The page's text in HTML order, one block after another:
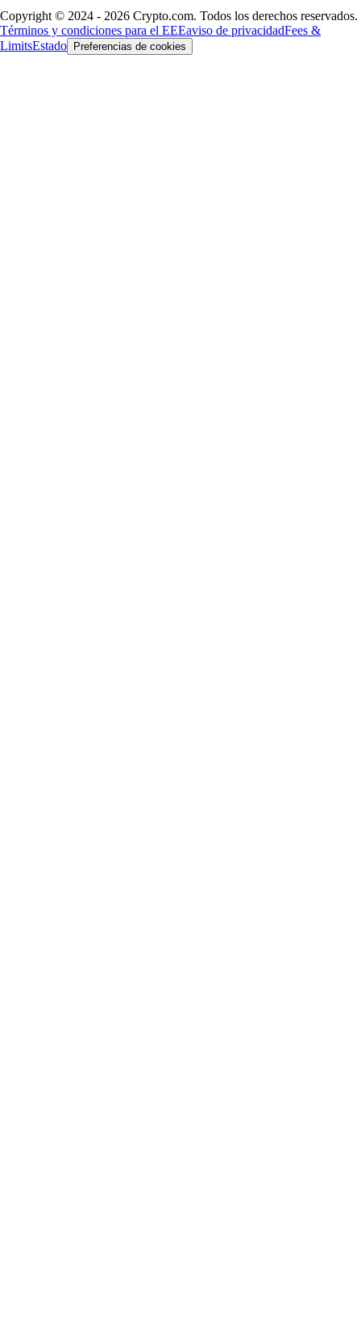
Copyright © 2024 - 2026 Crypto.com. Todos los derechos reservados.
Términos y condiciones para el EEEaviso de privacidadFees &
LimitsEstado Preferencias de cookies